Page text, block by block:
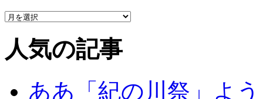
人気の記事
ああ「紀の川祭」よ